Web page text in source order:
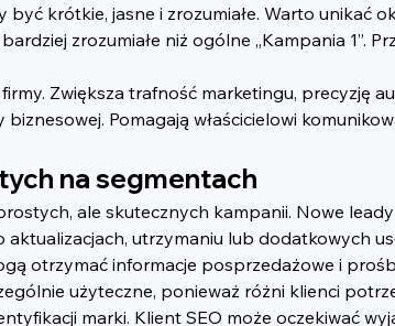
krótkie, jasne i zrozumiałe. Warto unikać
zrozumiałe niż ogólne „Kampania 1”.
Zwiększa trafność marketingu, precyzję
Pomagają właścicielowi
na segmentach
ale skutecznych kampanii. Nowe
utrzymaniu lub dodatkowych
otrzymać informacje posprzedażowe i
użyteczne, ponieważ różni klienci
marki. Klient SEO może oczekiwać